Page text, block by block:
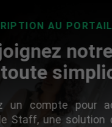
INSCRIPTION AU
Rejoignez
en toute
Créez un compte
mobile Staff, une